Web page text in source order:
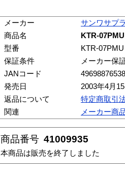
メーカー
サンワサプ
商品名
KTR-
型番
KTR-07PMU
保証条件
メーカー保
JANコード
発売日
2003年4月
返品について
特定商取引
関連
メーカー商
商品番号 41009935
本商品は販売を終了しました